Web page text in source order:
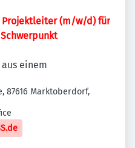
(m/w/d) für
einem
87616 Marktoberdorf,